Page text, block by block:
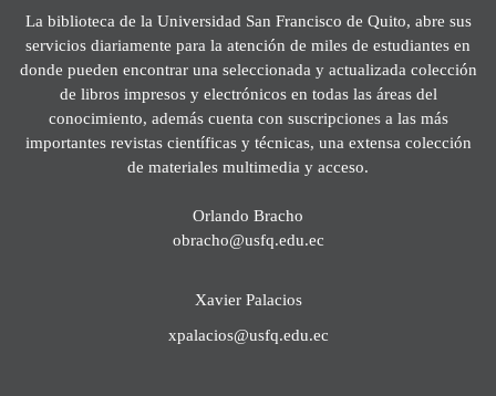
La biblioteca de la Universidad San Francisco de Quito, abre sus
servicios diariamente para la atención de miles de estudiantes en
donde pueden encontrar una seleccionada y actualizada colección
de libros impresos y electrónicos en todas las áreas del
conocimiento, además cuenta con suscripciones a las más
importantes revistas científicas y técnicas, una extensa colección
de materiales multimedia y acceso.
Orlando Bracho
obracho@usfq.edu.ec
Xavier Palacios
xpalacios@usfq.edu.ec